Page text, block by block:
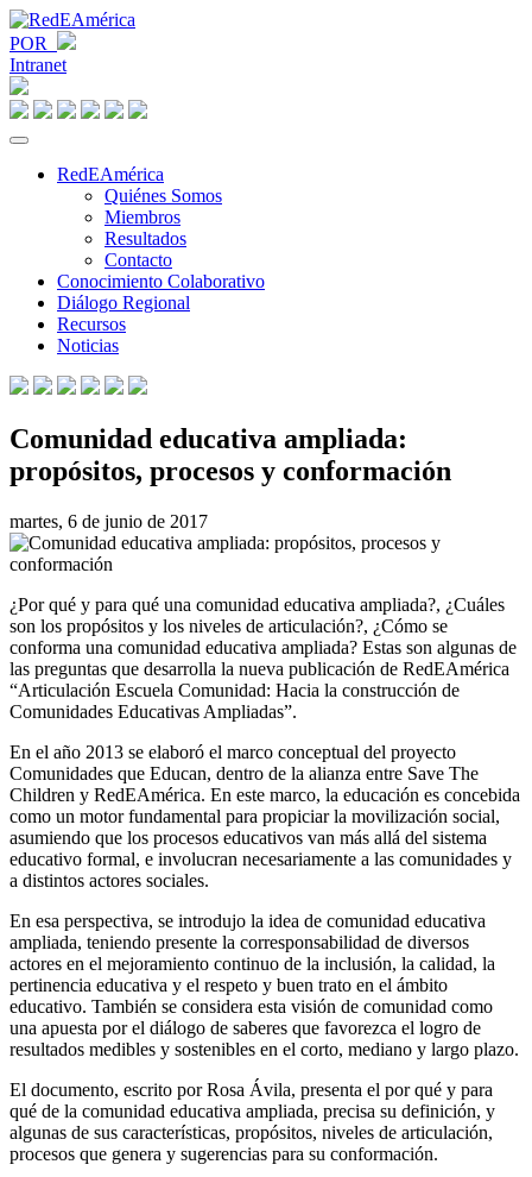
POR
Intranet
RedEAmérica
Quiénes Somos
Miembros
Resultados
Contacto
Conocimiento Colaborativo
Diálogo Regional
Recursos
Noticias
Comunidad educativa ampliada:
propósitos, procesos y conformación
martes, 6 de junio de 2017
¿Por qué y para qué una comunidad educativa ampliada?, ¿Cuáles
son los propósitos y los niveles de articulación?, ¿Cómo se
conforma una comunidad educativa ampliada? Estas son algunas de
las preguntas que desarrolla la nueva publicación de RedEAmérica
“Articulación Escuela Comunidad: Hacia la construcción de
Comunidades Educativas Ampliadas”.
En el año 2013 se elaboró el marco conceptual del proyecto
Comunidades que Educan, dentro de la alianza entre Save The
Children y RedEAmérica. En este marco, la educación es concebida
como un motor fundamental para propiciar la movilización social,
asumiendo que los procesos educativos van más allá del sistema
educativo formal, e involucran necesariamente a las comunidades y
a distintos actores sociales.
En esa perspectiva, se introdujo la idea de comunidad educativa
ampliada, teniendo presente la corresponsabilidad de diversos
actores en el mejoramiento continuo de la inclusión, la calidad, la
pertinencia educativa y el respeto y buen trato en el ámbito
educativo. También se considera esta visión de comunidad como
una apuesta por el diálogo de saberes que favorezca el logro de
resultados medibles y sostenibles en el corto, mediano y largo plazo.
El documento, escrito por Rosa Ávila, presenta el por qué y para
qué de la comunidad educativa ampliada, precisa su definición, y
algunas de sus características, propósitos, niveles de articulación,
procesos que genera y sugerencias para su conformación.